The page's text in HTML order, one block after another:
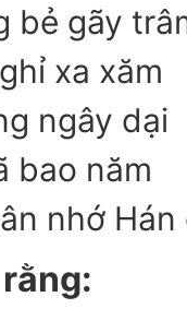
bẻ gãy
xa xăm
ngây dại
bao năm
nhớ Hán